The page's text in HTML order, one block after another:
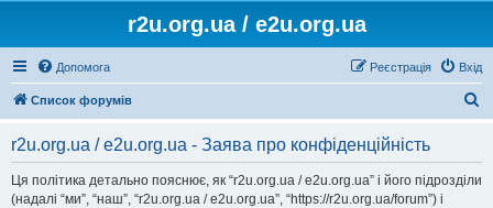
r2u.org.ua / e2u.org.ua
Допомога Вхід
Реєстрація
Список форумів
r2u.org.ua / e2u.org.ua - Заява про конфіденційність
Ця політика детально пояснює, як “r2u.org.ua / e2u.org.ua” і його підрозділи
(надалі “ми”, “наш”, “r2u.org.ua / e2u.org.ua”, “https://r2u.org.ua/forum”) і